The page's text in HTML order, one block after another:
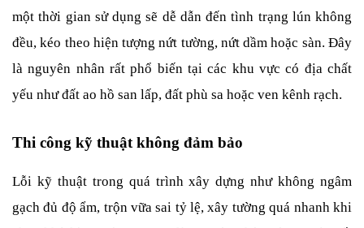
một thời gian sử dụng sẽ dễ dẫn đến tình trạng lún không
đều, kéo theo hiện tượng nứt tường, nứt dầm hoặc sàn. Đây
là nguyên nhân rất phổ biến tại các khu vực có địa chất
yếu như đất ao hồ san lấp, đất phù sa hoặc ven kênh rạch.
Thi công kỹ thuật không đảm bảo
Lỗi kỹ thuật trong quá trình xây dựng như không ngâm
gạch đủ độ ẩm, trộn vữa sai tỷ lệ, xây tường quá nhanh khi